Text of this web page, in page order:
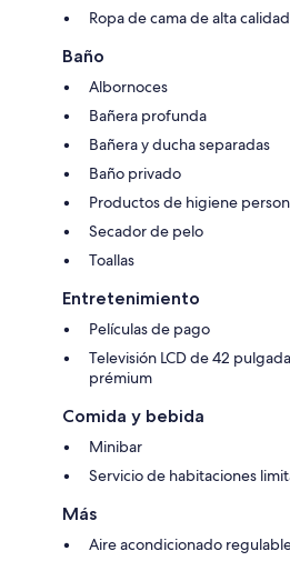
Ropa de cama de alta calidad
Baño
Albornoces
Bañera profunda
Bañera y ducha separadas
Baño privado
Productos de higiene
Secador de pelo
Toallas
Entretenimiento
Películas de pago
Televisión LCD de 42
prémium
Comida y bebida
Minibar
Servicio de habitaciones
Más
Aire acondicionado